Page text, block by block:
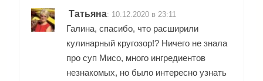
Татьяна: 10.12.2020 в 23:11
Галина, спасибо, что расширили
кулинарный кругозор!? Ничего не знала
про суп Мисо, много ингредиентов
незнакомых, но было интересно узнать